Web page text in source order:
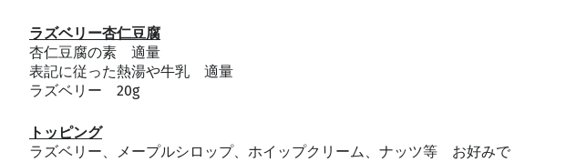
ラズベリー杏仁豆腐
杏仁豆腐の素 適量
表記に従った熱湯や牛乳 適量
ラズベリー 20g
トッピング
ラズベリー、メープルシロップ、ホイップクリーム、ナッツ等 お好みで